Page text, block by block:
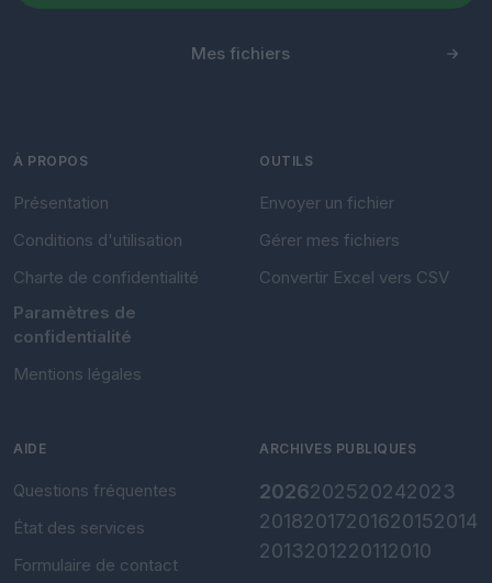
Mes fichiers
À PROPOS
Présentation
Conditions d'utilisation
Charte de confidentialité
Paramètres de
confidentialité
Mentions légales
OUTILS
Envoyer un fichier
Gérer mes fichiers
Convertir Excel vers CSV
AIDE
Questions fréquentes
État des services
Formulaire de contact
ARCHIVES PUBLIQUES
2026202520242023
20182017201620152014
2013201220112010